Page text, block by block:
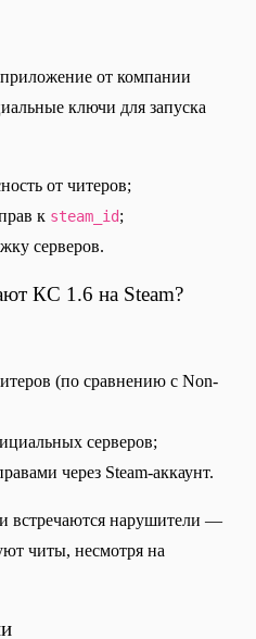
от компании
ключи для запуска
от читеров;
к steam_id;
серверов.
КС 1.6 на Steam?
(по сравнению с Non-
серверов;
через Steam-аккаунт.
встречаются нарушители —
читы, несмотря на